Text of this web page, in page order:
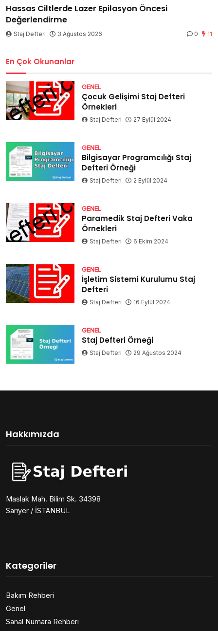
Hassas Ciltlerde Lazer Epilasyon Öncesi
Değerlendirme
Staj Defteri 3 Ağustos 2026 0 11
En Çok Okunanlar
GENEL
Çocuk Gelişimi Staj Defteri
Örnekleri
Staj Defteri 27 Eylül 2024
GENEL
Bilgisayar Programcılığı Staj
Defteri Örneği
Staj Defteri 2 Eylül 2024
GENEL
Paramedik Staj Defteri Vaka
Örnekleri
Staj Defteri 6 Ekim 2024
GENEL
İşletim Sistemi Kurulumu Staj
Defteri
Staj Defteri 16 Eylül 2024
GENEL
Staj Defteri Örneği
Staj Defteri 29 Ağustos 2024
Hakkımızda
Maslak Mah. Bilim Sk. 34398
Sarıyer / İSTANBUL
Kategoriler
Bakım Rehberi
Genel
Sanal Numara Rehberi